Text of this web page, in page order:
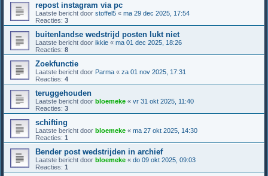
repost instagram via pc
Laatste bericht door stoffel5 « ma 29 dec 2025, 17:54
Reacties: 3
buitenlandse wedstrijd posten lukt niet
Laatste bericht door ikkie « ma 01 dec 2025, 18:26
Reacties: 8
Zoekfunctie
Laatste bericht door Parma « za 01 nov 2025, 17:31
Reacties: 4
teruggehouden
Laatste bericht door bloemeke « vr 31 okt 2025, 11:40
Reacties: 3
schifting
Laatste bericht door bloemeke « ma 27 okt 2025, 14:30
Reacties: 1
Bender post wedstrijden in archief
Laatste bericht door bloemeke « do 09 okt 2025, 09:03
Reacties: 1